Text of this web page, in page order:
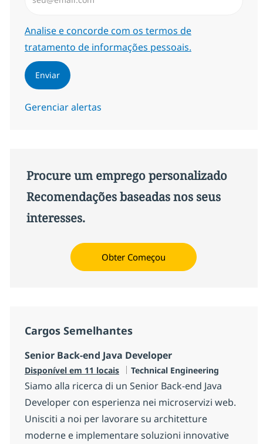
Required
Analise e concorde com os termos de
tratamento de informações pessoais.
Enviar
Gerenciar alertas
Procure um emprego personalizado
Recomendações baseadas nos seus
interesses.
Obter Começou
Cargos Semelhantes
Senior Back-end Java Developer
Disponível em 11 locais Categoria
Technical Engineering
Siamo alla ricerca di un Senior Back-end Java
Developer con esperienza nei microservizi web.
Unisciti a noi per lavorare su architetture
moderne e implementare soluzioni innovative